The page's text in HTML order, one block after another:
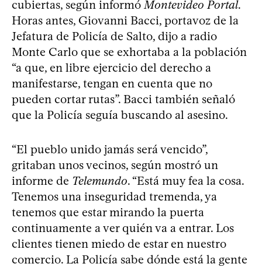
cubiertas, según informóMontevideo Portal.
Horas antes, Giovanni Bacci, portavoz de la
Jefatura de Policía de Salto, dijo a radio
Monte Carlo que se exhortaba a la población
“a que, en libre ejercicio del derecho a
manifestarse, tengan en cuenta que no
pueden cortar rutas”. Bacci también señaló
que la Policía seguía buscando al asesino.
“El pueblo unido jamás será vencido”,
gritaban unos vecinos, según mostró un
informe de Telemundo. “Está muy fea la cosa.
Tenemos una inseguridad tremenda, ya
tenemos que estar mirando la puerta
continuamente a ver quién va a entrar. Los
clientes tienen miedo de estar en nuestro
comercio. La Policía sabe dónde está la gente